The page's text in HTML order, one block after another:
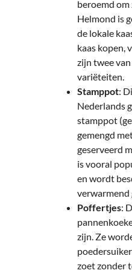
beroemd om
Helmond is
de lokale
kaas kopen,
zijn twee
variëteiten.
Stamppot:
Nederlands
stamppot
gemengd
geserveerd
is vooral
en wordt
verwarmend
Poffertjes:
zijn. Ze
zoet zonder